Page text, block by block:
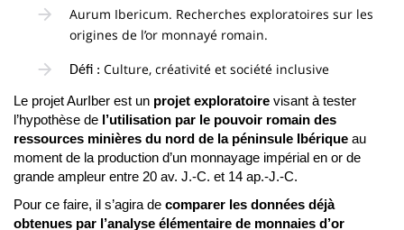
Aurum Ibericum. Recherches exploratoires sur les
origines de l’or monnayé romain.
Défi : Culture, créativité et société inclusive
Le projet AurIber est un projet exploratoire visant à tester
l’hypothèse de l’utilisation par le pouvoir romain des
ressources minières du nord de la péninsule Ibérique au
moment de la production d’un monnayage impérial en or de
grande ampleur entre 20 av. J.-C. et 14 ap.-J.-C.
Pour ce faire, il s’agira de comparer les données déjà
obtenues par l’analyse élémentaire de monnaies d’or